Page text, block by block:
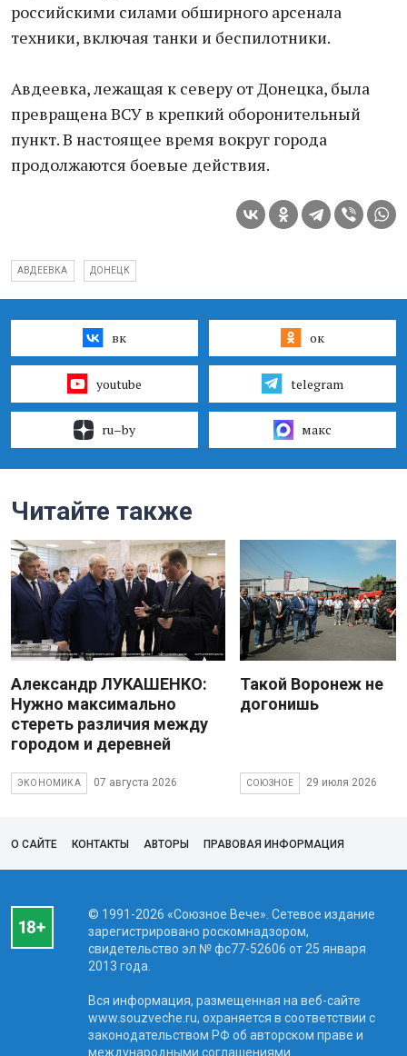
российскими силами обширного арсенала
техники, включая танки и беспилотники.
Авдеевка, лежащая к северу от Донецка, была
превращена ВСУ в крепкий оборонительный
пункт. В настоящее время вокруг города
продолжаются боевые действия.
АВДЕЕВКА ДОНЕЦК
вк ок
youtube telegram
ru–by макс
Читайте также
Александр ЛУКАШЕНКО:
Нужно максимально
стереть различия между
городом и деревней
ЭКОНОМИКА 07 августа 2026
Такой Воронеж не
догонишь
СОЮЗНОЕ 29 июля 2026
О САЙТЕ КОНТАКТЫ АВТОРЫ ПРАВОВАЯ ИНФОРМАЦИЯ
© 1991-2026 «Союзное Вече». Сетевое издание
зарегистрировано роскомнадзором,
свидетельство эл № фc77-52606 от 25 января
2013 года.
Вся информация, размещенная на веб-сайте
www.souzveche.ru, охраняется в соответствии с
законодательством РФ об авторском праве и
международными соглашениями.